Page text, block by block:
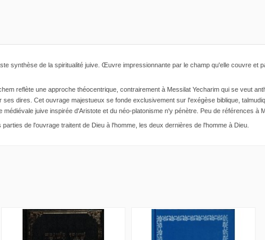
synthèse de la spiritualité juive. Œuvre impressionnante par le champ qu'elle couvre et
reflète une approche théocentrique, contrairement à Messilat Yecharim qui se veut
dires. Cet ouvrage majestueux se fonde exclusivement sur l'exégèse biblique,
juive inspirée d'Aristote et du néo-platonisme n'y pénètre. Peu de références à
de l'ouvrage traitent de Dieu à l'homme, les deux dernières de l'homme à Dieu.